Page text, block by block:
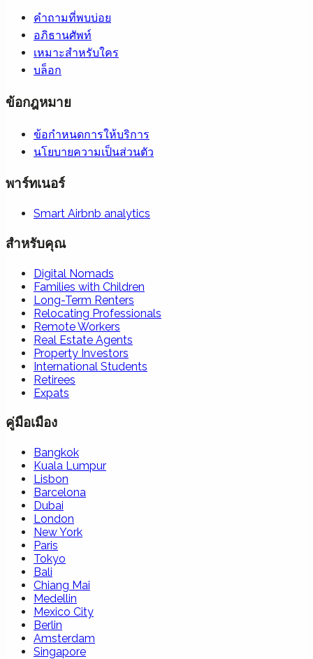
คำถามที่พบบ่อย
อภิธานศัพท์
เหมาะสำหรับใคร
บล็อก
ข้อกฎหมาย
ข้อกำหนดการให้บริการ
นโยบายความเป็นส่วนตัว
พาร์ทเนอร์
Smart Airbnb analytics
สำหรับคุณ
Digital Nomads
Families with Children
Long-Term Renters
Relocating Professionals
Remote Workers
Real Estate Agents
Property Investors
International Students
Retirees
Expats
คู่มือเมือง
Bangkok
Kuala Lumpur
Lisbon
Barcelona
Dubai
London
New York
Paris
Tokyo
Bali
Chiang Mai
Medellin
Mexico City
Berlin
Amsterdam
Singapore